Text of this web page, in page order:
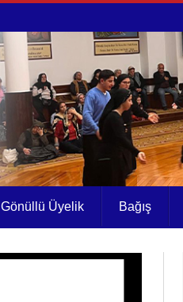
Gönüllü Üyelik Bağış